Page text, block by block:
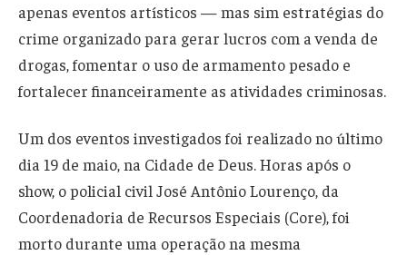
apenas eventos artísticos — mas sim estratégias do
crime organizado para gerar lucros com a venda de
drogas, fomentar o uso de armamento pesado e
fortalecer financeiramente as atividades criminosas.
Um dos eventos investigados foi realizado no último
dia 19 de maio, na Cidade de Deus. Horas após o
show, o policial civil José Antônio Lourenço, da
Coordenadoria de Recursos Especiais (Core), foi
morto durante uma operação na mesma